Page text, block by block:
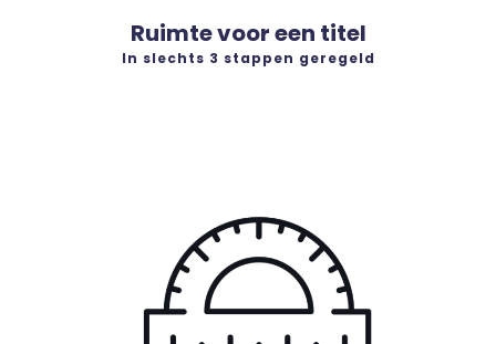
Ruimte voor een titel
In slechts 3 stappen geregeld